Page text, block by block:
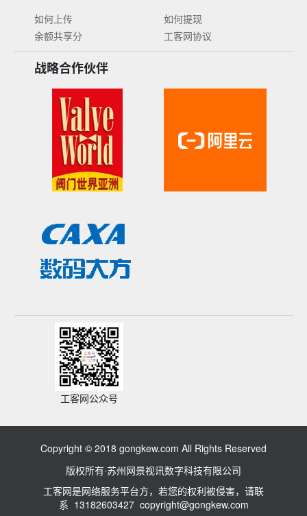
如何上传
如何提现
余额共享分
工客网协议
战略合作伙伴
工客网公众号
Copyright © 2018 gongkew.com All Rights Reserved
版权所有·苏州网景视讯数字科技有限公司
工客网是网络服务平台方，若您的权利被侵害，请联
系 13182603427 copyright@gongkew.com